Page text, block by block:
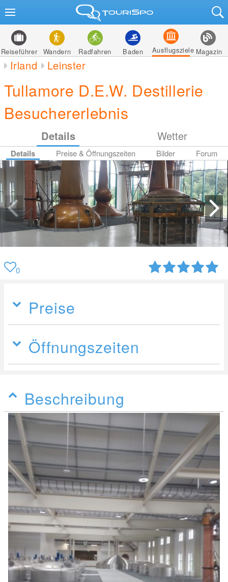
Reiseführer Wandern Radfahren Baden Ausflugsziele Magazin
Irland Leinster
Tullamore D.E.W. Destillerie
Besuchererlebnis
Details Wetter
Details Preise & Öffnungszeiten Bilder Forum
0
Preise
Öffnungszeiten
Beschreibung